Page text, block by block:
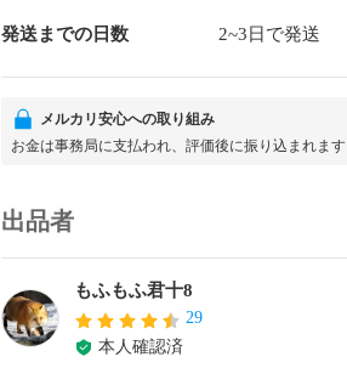
発送までの日数 2~3日で発送
メルカリ安心への取り組み
お金は事務局に支払われ、評価後に振り込まれます
出品者
もふもふ君十8
29
本人確認済